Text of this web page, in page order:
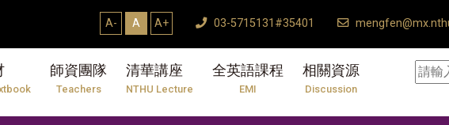
A- A A+ 03-5715131#35401
師資團隊
Teachers
清華講座
NTHU Lecture
全英語課程
EMI
相關資源
Discussion